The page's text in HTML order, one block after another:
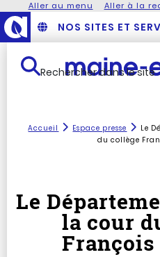
Aller au menu Aller à la
NOS SITES ET
Rechercher dans le site
Accueil Espace presse
Le
du collège
Le
la cour
François